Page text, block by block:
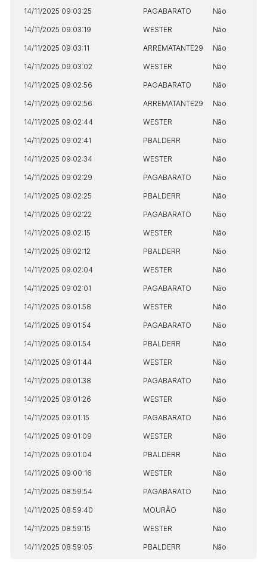
14/11/2025 09:03:25 PAGABARATO Não
14/11/2025 09:03:19 WESTER Não
14/11/2025 09:03:11 ARREMATANTE29 Não
14/11/2025 09:03:02 WESTER Não
14/11/2025 09:02:56 PAGABARATO Não
14/11/2025 09:02:56 ARREMATANTE29 Não
14/11/2025 09:02:44 WESTER Não
14/11/2025 09:02:41 PBALDERR Não
14/11/2025 09:02:34 WESTER Não
14/11/2025 09:02:29 PAGABARATO Não
14/11/2025 09:02:25 PBALDERR Não
14/11/2025 09:02:22 PAGABARATO Não
14/11/2025 09:02:15 WESTER Não
14/11/2025 09:02:12 PBALDERR Não
14/11/2025 09:02:04 WESTER Não
14/11/2025 09:02:01 PAGABARATO Não
14/11/2025 09:01:58 WESTER Não
14/11/2025 09:01:54 PAGABARATO Não
14/11/2025 09:01:54 PBALDERR Não
14/11/2025 09:01:44 WESTER Não
14/11/2025 09:01:38 PAGABARATO Não
14/11/2025 09:01:26 WESTER Não
14/11/2025 09:01:15 PAGABARATO Não
14/11/2025 09:01:09 WESTER Não
14/11/2025 09:01:04 PBALDERR Não
14/11/2025 09:00:16 WESTER Não
14/11/2025 08:59:54 PAGABARATO Não
14/11/2025 08:59:40 MOURÃO Não
14/11/2025 08:59:15 WESTER Não
14/11/2025 08:59:05 PBALDERR Não